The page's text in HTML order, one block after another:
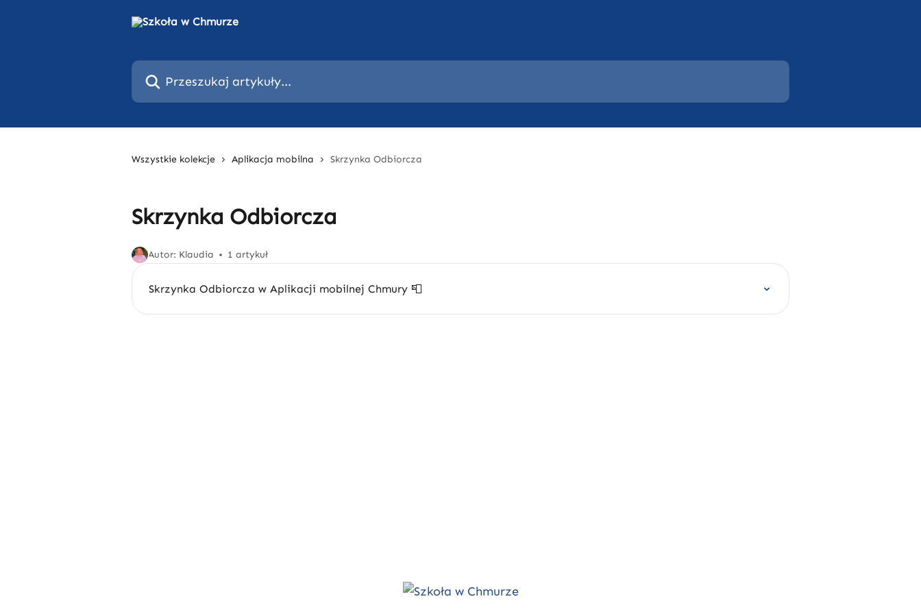
Przeszukaj artykuły...
Wszystkie kolekcje Aplikacja mobilna Skrzynka Odbiorcza
Skrzynka Odbiorcza
Autor: Klaudia 1 artykuł
Skrzynka Odbiorcza w Aplikacji mobilnej Chmury 📮